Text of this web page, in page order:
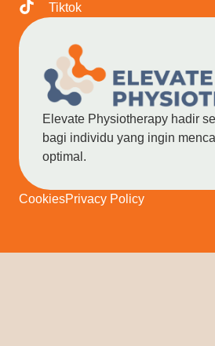
Tiktok
Elevate Physiotherapy hadir
bagi individu yang ingin
optimal.
CookiesPrivacy Policy